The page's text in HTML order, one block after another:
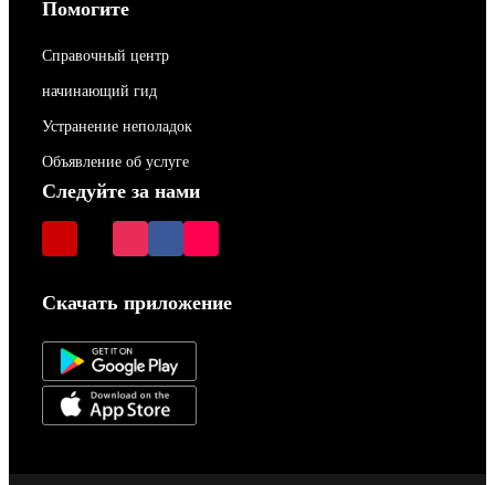
Помогите
Справочный центр
начинающий гид
Устранение неполадок
Объявление об услуге
Следуйте за нами
Скачать приложение